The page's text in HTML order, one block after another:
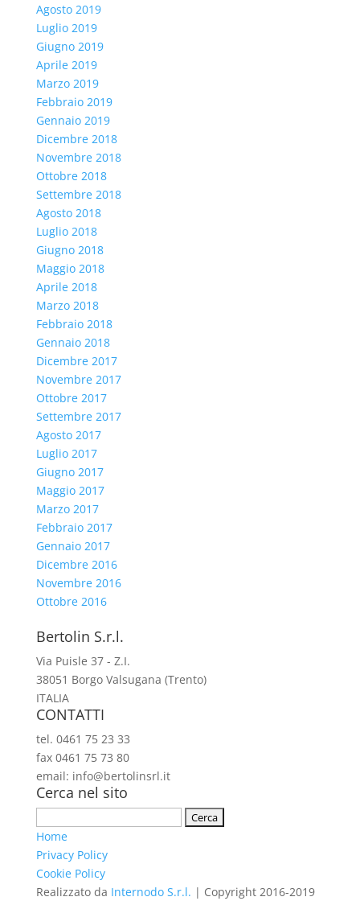
Agosto 2019
Luglio 2019
Giugno 2019
Aprile 2019
Marzo 2019
Febbraio 2019
Gennaio 2019
Dicembre 2018
Novembre 2018
Ottobre 2018
Settembre 2018
Agosto 2018
Luglio 2018
Giugno 2018
Maggio 2018
Aprile 2018
Marzo 2018
Febbraio 2018
Gennaio 2018
Dicembre 2017
Novembre 2017
Ottobre 2017
Settembre 2017
Agosto 2017
Luglio 2017
Giugno 2017
Maggio 2017
Marzo 2017
Febbraio 2017
Gennaio 2017
Dicembre 2016
Novembre 2016
Ottobre 2016
Bertolin S.r.l.
Via Puisle 37 - Z.I.
38051 Borgo Valsugana (Trento)
ITALIA
CONTATTI
tel. 0461 75 23 33
fax 0461 75 73 80
email: info@bertolinsrl.it
Cerca nel sito
per:
Home
Privacy Policy
Cookie Policy
Realizzato da Internodo S.r.l. | Copyright 2016-2019